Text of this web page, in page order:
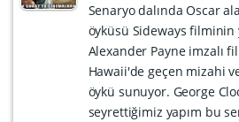
Senaryo dalında Oscar
öyküsü Sideways
Alexander Payne imzalı
Hawaii'de geçen mizahi
öykü sunuyor. George
seyrettiğimiz yapım bu